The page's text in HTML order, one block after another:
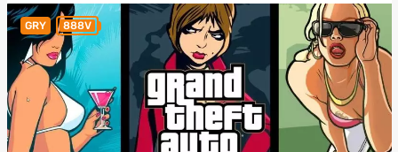
GRY 888V